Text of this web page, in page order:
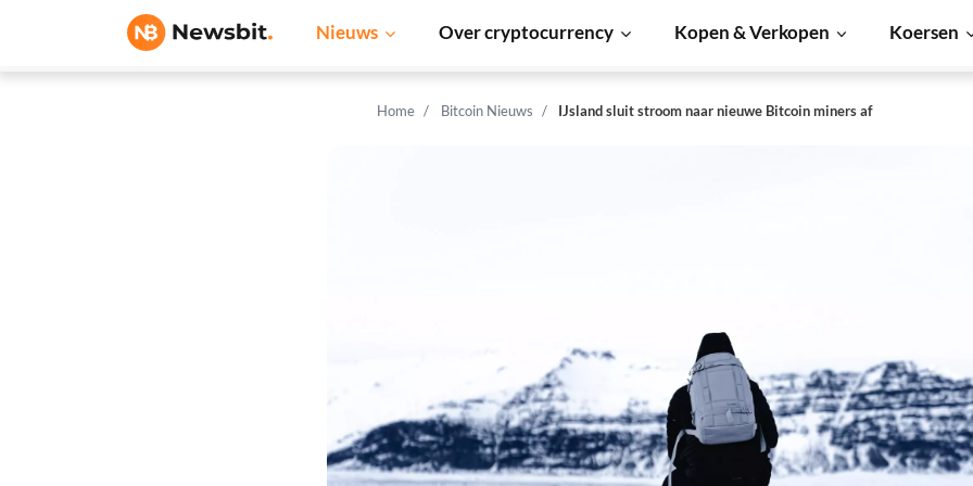
Nieuws Over cryptocurrency Kopen & Verkopen Koersen
Home Bitcoin Nieuws IJsland sluit stroom naar nieuwe Bitcoin miners af